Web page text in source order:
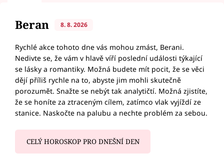
Beran 8. 8. 2026
Rychlé akce tohoto dne vás mohou zmást, Berani.
Nedivte se, že vám v hlavě víří poslední události týkající
se lásky a romantiky. Možná budete mít pocit, že se věci
dějí příliš rychle na to, abyste jim mohli skutečně
porozumět. Snažte se nebýt tak analytičtí. Možná zjistíte,
že se honíte za ztraceným cílem, zatímco vlak vyjíždí ze
stanice. Naskočte na palubu a nechte problém za sebou.
CELÝ HOROSKOP PRO DNEŠNÍ DEN